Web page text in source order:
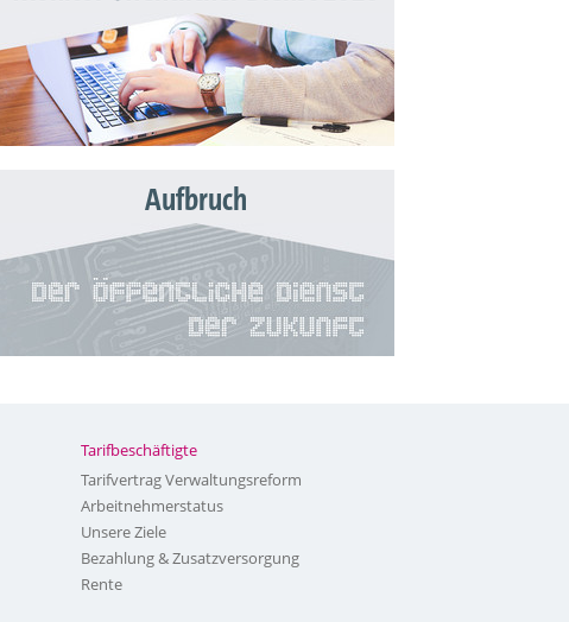
Aufbruch
Tarifbeschäftigte
Tarifvertrag Verwaltungsreform
Arbeitnehmerstatus
Unsere Ziele
Bezahlung & Zusatzversorgung
Rente